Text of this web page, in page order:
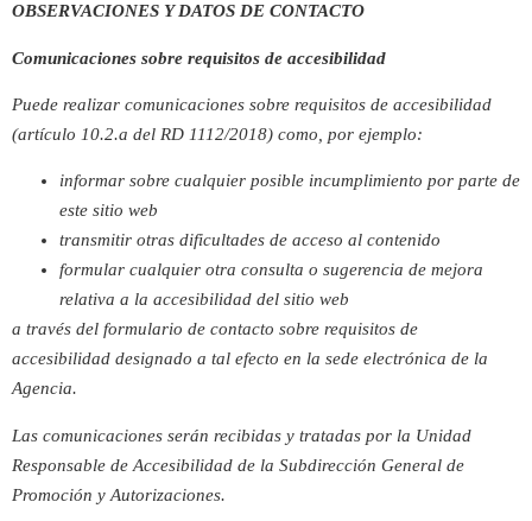
OBSERVACIONES Y DATOS DE CONTACTO
Comunicaciones sobre requisitos de accesibilidad
Puede realizar comunicaciones sobre requisitos de accesibilidad
(artículo 10.2.a del RD 1112/2018) como, por ejemplo:
informar sobre cualquier posible incumplimiento por parte de
este sitio web
transmitir otras dificultades de acceso al contenido
formular cualquier otra consulta o sugerencia de mejora
relativa a la accesibilidad del sitio web
a través del formulario de contacto sobre requisitos de
accesibilidad designado a tal efecto en la sede electrónica de la
Agencia.
Las comunicaciones serán recibidas y tratadas por la Unidad
Responsable de Accesibilidad de la Subdirección General de
Promoción y Autorizaciones.